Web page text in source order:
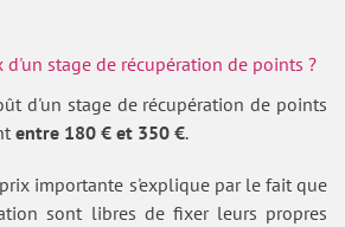
d'un stage de récupération de points ?
d'un stage de récupération de points
entre 180 € et 350 €.
importante s'explique par le fait que
sont libres de fixer leurs propres